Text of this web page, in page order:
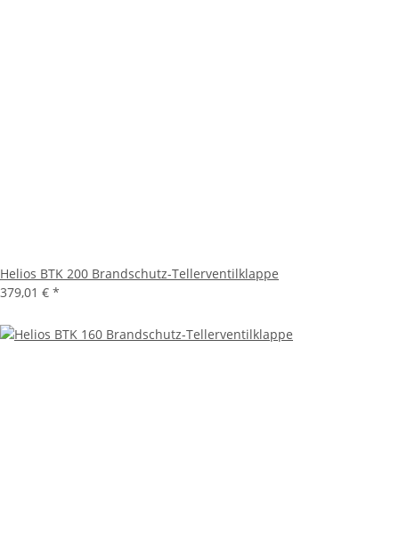
Helios BTK 200 Brandschutz-Tellerventilklappe
379,01 € *